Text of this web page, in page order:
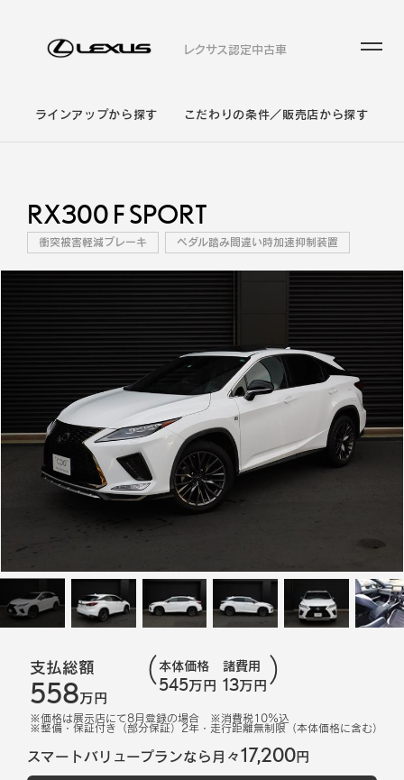
レクサス認定中古車
ラインアップから探す こだわりの条件／販売店から探す
RX300 F SPORT
衝突被害軽減ブレーキ ペダル踏み間違い時加速抑制装置
支払総額
558万円
本体価格
545万円
諸費用
13万円
※価格は展示店にて8月登録の場合 ※消費税10%込
※整備・保証付き（部分保証）2年・走行距離無制限（本体価格に含む）
スマートバリュープランなら月々17,200円